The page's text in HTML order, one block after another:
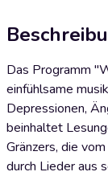
Das Programm
einfühlsame
Depressionen,
beinhaltet
Gränzers, die
durch Lieder aus